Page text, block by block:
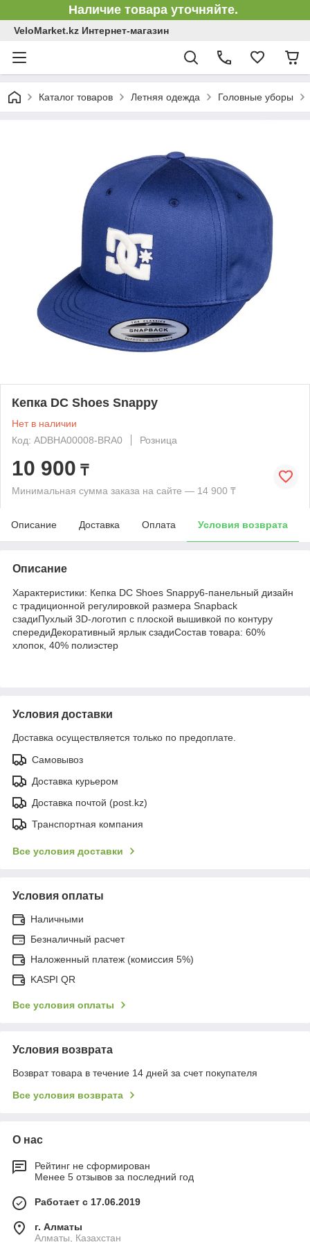
Наличие товара уточняйте.
VeloMarket.kz Интернет-магазин
Каталог товаров Летняя одежда Головные уборы
Кепка DC Shoes Snappy
Нет в наличии
Код: ADBHA00008-BRA0
Розница
10 900 ₸
Минимальная сумма заказа на сайте — 14 900 ₸
Описание Доставка Оплата Условия возврата
Описание
Характеристики: Кепка DC Shoes Snappy6-панельный дизайн
с традиционной регулировкой размера Snapback
сзадиПухлый 3D-логотип с плоской вышивкой по контуру
спередиДекоративный ярлык сзадиСостав товара: 60%
хлопок, 40% полиэстер
Условия доставки
Доставка осуществляется только по предоплате.
Самовывоз
Доставка курьером
Доставка почтой (post.kz)
Транспортная компания
Все условия доставки
Условия оплаты
Наличными
Безналичный расчет
Наложенный платеж (комиссия 5%)
KASPI QR
Все условия оплаты
Условия возврата
Возврат товара в течение 14 дней за счет покупателя
Все условия возврата
О нас
Рейтинг не сформирован
Менее 5 отзывов за последний год
Работает с 17.06.2019
г. Алматы
Алматы, Казахстан